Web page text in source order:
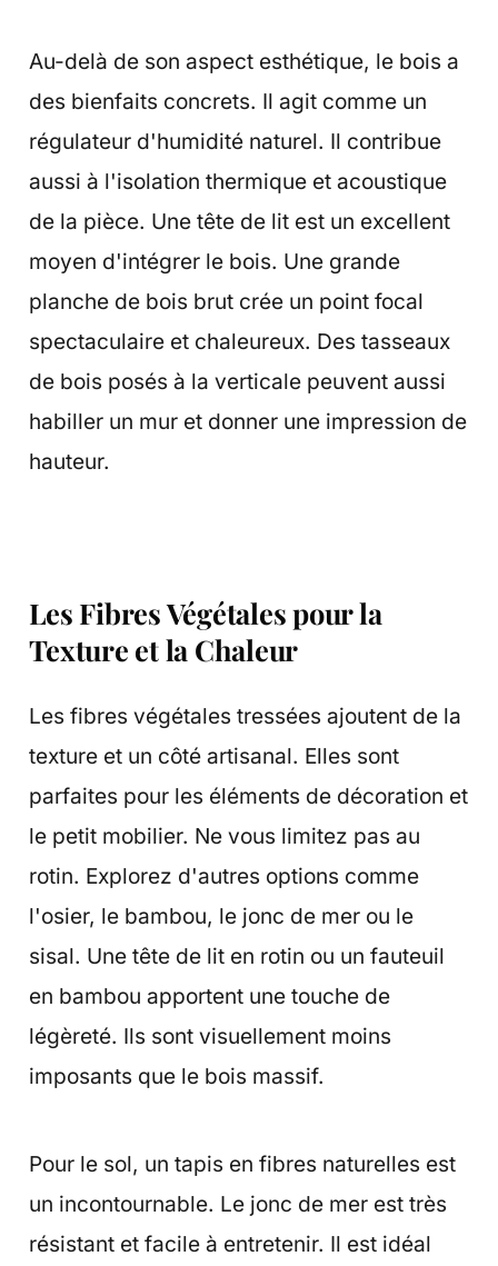
Au-delà de son aspect esthétique, le bois a
des bienfaits concrets. Il agit comme un
régulateur d'humidité naturel. Il contribue
aussi à l'isolation thermique et acoustique
de la pièce. Une tête de lit est un excellent
moyen d'intégrer le bois. Une grande
planche de bois brut crée un point focal
spectaculaire et chaleureux. Des tasseaux
de bois posés à la verticale peuvent aussi
habiller un mur et donner une impression de
hauteur.
Les Fibres Végétales pour la
Texture et la Chaleur
Les fibres végétales tressées ajoutent de la
texture et un côté artisanal. Elles sont
parfaites pour les éléments de décoration et
le petit mobilier. Ne vous limitez pas au
rotin. Explorez d'autres options comme
l'osier, le bambou, le jonc de mer ou le
sisal. Une tête de lit en rotin ou un fauteuil
en bambou apportent une touche de
légèreté. Ils sont visuellement moins
imposants que le bois massif.
Pour le sol, un tapis en fibres naturelles est
un incontournable. Le jonc de mer est très
résistant et facile à entretenir. Il est idéal